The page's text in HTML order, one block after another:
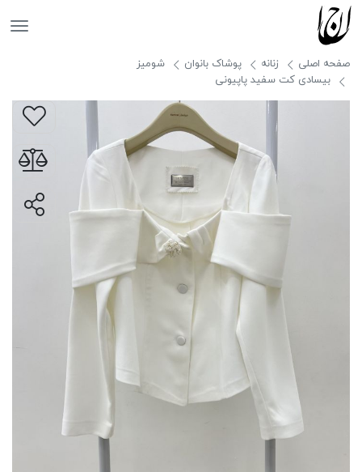
صفحه اصلی زنانه پوشاک بانوان
شومیز
بیسادی کت سفید پاپیونی